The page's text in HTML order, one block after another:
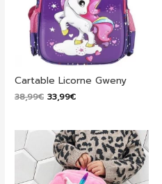
Cartable Licorne Gweny
38,99€ Le
était :
38,99€.
33,99€Le
est :
33,99€.